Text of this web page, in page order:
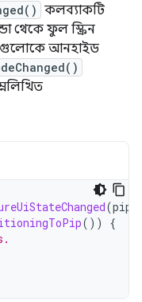
কলব্যাকটি
থেকে ফুল স্ক্রিন
আনহাইড
(
())
{